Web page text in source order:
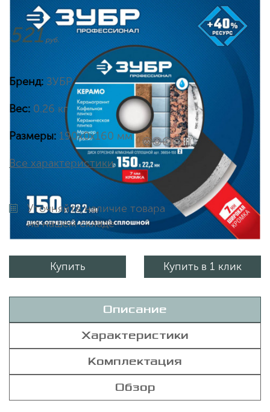
521 руб.
Бренд: ЗУБР
Вес: 0.26 кг
Размеры: 190х0х160 мм
Все характеристики
Уточняйте наличие товара
на нашем складе
Купить Купить в 1 клик
Описание
Характеристики
Комплектация
Обзор